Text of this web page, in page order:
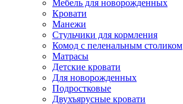
Мебель для новорожденных
Кровати
Манежи
Стульчики для кормления
Комод с пеленальным столиком
Матрасы
Детские кровати
Для новорожденных
Подростковые
Двухъярусные кровати